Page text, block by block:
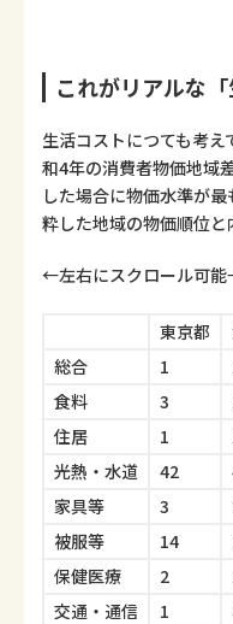
これがリアルな「
生活コストにつても考
和4年の消費者物価地域
した場合に物価水準が
粋した地域の物価順位と
←左右にスクロール可
東京都
総合
1
食料
3
住居
1
光熱・水道
42
家具等
3
被服等
14
保健医療
2
交通・通信
1